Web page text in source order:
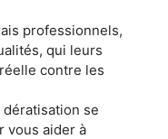
professionnels,
qui leurs
contre les
se
vous aider à